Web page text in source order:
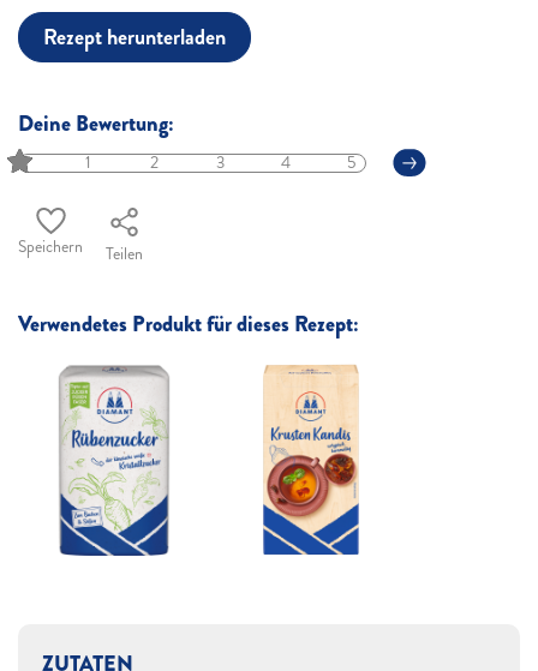
Rezept herunterladen
Deine Bewertung:
1 2 3 4 5
Speichern Teilen
Verwendetes Produkt für dieses Rezept:
ZUTATEN